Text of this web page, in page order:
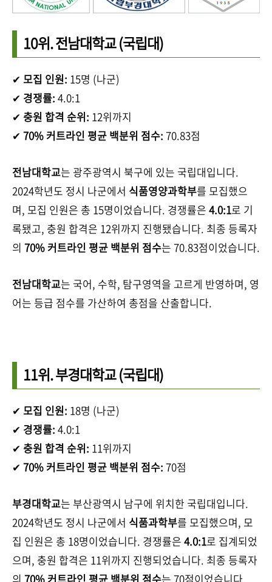
10위.전남대학교(국립대)
✔ 모집 인원: 15명 (나군)
✔ 경쟁률: 4.0:1
✔ 충원 합격 순위: 12위까지
✔ 70% 커트라인 평균 백분위 점수: 70.83점
전남대학교는 광주광역시 북구에 있는 국립대입니다.
2024학년도 정시 나군에서 식품영양과학부를 모집했으
며, 모집 인원은 총 15명이었습니다. 경쟁률은 4.0:1로 기
록됐고, 충원 합격은 12위까지 진행됐습니다. 최종 등록자
의 70% 커트라인 평균 백분위 점수는 70.83점이었습니다.
전남대학교는 국어, 수학, 탐구영역을 고르게 반영하며, 영
어는 등급 점수를 가산하여 총점을 산출합니다.
11위.부경대학교(국립대)
✔ 모집 인원: 18명 (나군)
✔ 경쟁률: 4.0:1
✔ 충원 합격 순위: 11위까지
✔ 70% 커트라인 평균 백분위 점수: 70점
부경대학교는 부산광역시 남구에 위치한 국립대입니다.
2024학년도 정시 나군에서 식품과학부를 모집했으며, 모
집 인원은 총 18명이었습니다. 경쟁률은 4.0:1로 집계되었
으며, 충원 합격은 11위까지 진행되었습니다. 최종 등록자
의 70% 커트라인 평균 백분위 점수는 70점이었습니다.